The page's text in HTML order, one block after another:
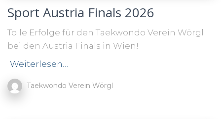
Sport Austria Finals 2026
Tolle Erfolge für den Taekwondo Verein Wörgl
bei den Austria Finals in Wien!
Weiterlesen…
Taekwondo Verein Wörgl